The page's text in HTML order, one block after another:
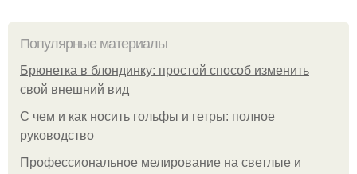
Популярные материалы
Брюнетка в блондинку: простой способ изменить
свой внешний вид
С чем и как носить гольфы и гетры: полное
руководство
Профессиональное мелирование на светлые и